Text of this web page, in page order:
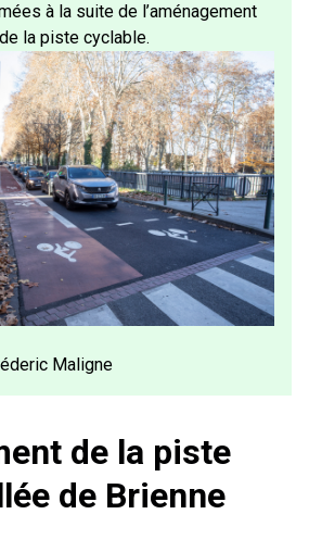
à la suite de l’aménagement
la piste cyclable.
Maligne
de la piste
de Brienne